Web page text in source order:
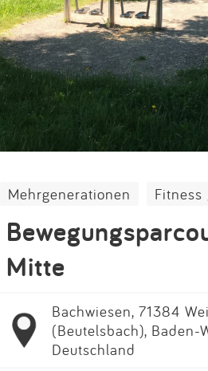
Mehrgenerationen
Mitte
Bachwiesen, 71384
(Beutelsbach), Baden-
Deutschland